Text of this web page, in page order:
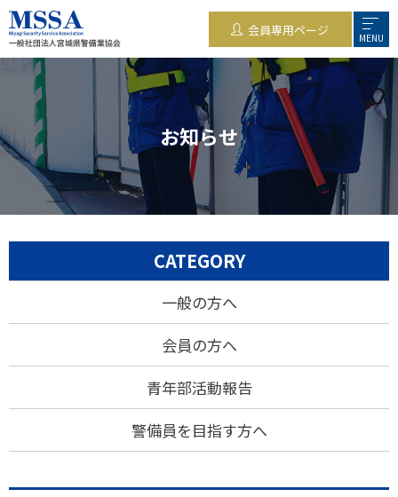
会員専用ページ MENU
お知らせ
CATEGORY
一般の方へ
会員の方へ
青年部活動報告
警備員を目指す方へ